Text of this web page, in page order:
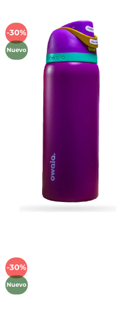
-30%
Nuevo
Añadir
lista de
deseos
-30%
Nuevo